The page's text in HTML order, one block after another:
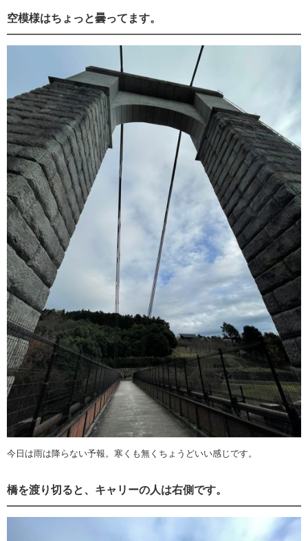
空模様はちょっと曇ってます。
今日は雨は降らない予報。寒くも無くちょうどいい感じです。
橋を渡り切ると、キャリーの人は右側です。